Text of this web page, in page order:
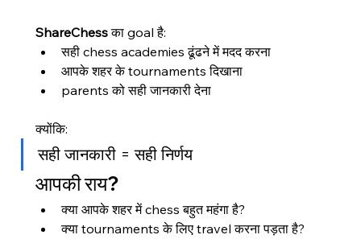
ShareChess का goal है:
सही chess academies ढूंढने में मदद करना
आपके शहर के tournaments दिखाना
parents को सही जानकारी देना
क्योंकि:
सही जानकारी = सही निर्णय
आपकी राय?
क्या आपके शहर में chess बहुत महंगा है?
क्या tournaments के लिए travel करना पड़ता है?